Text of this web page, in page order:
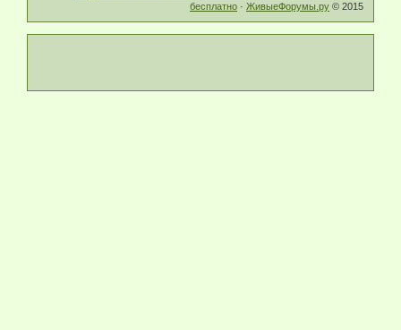
бесплатно · ЖивыеФорумы.ру © 2015